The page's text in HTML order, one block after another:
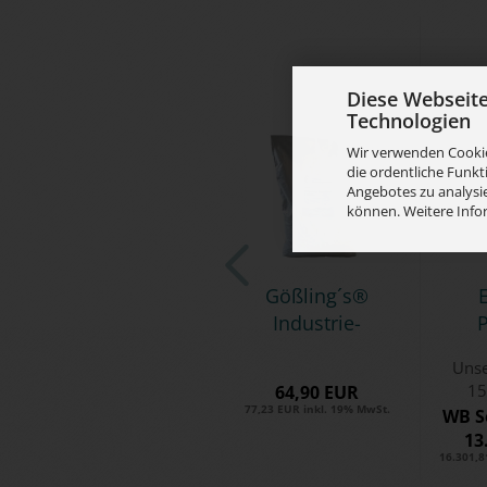
Diese
Technologien
Wir verwenden
die ordentliche
Angebotes zu
können. Weitere
Göß­ling´s®
In­dus­trie­
64,90 EUR
77,23 EUR inkl. 19% MwSt.
WB